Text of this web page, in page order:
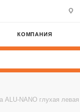
КОМПАНИЯ
ALU-NANO глухая